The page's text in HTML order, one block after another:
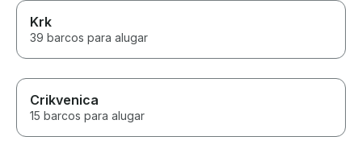
Krk
39 barcos para alugar
Crikvenica
15 barcos para alugar